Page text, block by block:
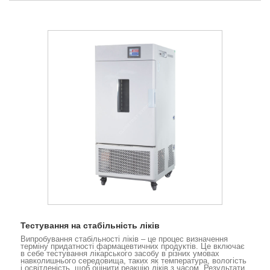
Тестування на стабільність ліків
Випробування стабільності ліків – це процес визначення
терміну придатності фармацевтичних продуктів. Це включає
в себе тестування лікарського засобу в різних умовах
навколишнього середовища, таких як температура, вологість
і освітленість, щоб оцінити реакцію ліків з часом. Результати